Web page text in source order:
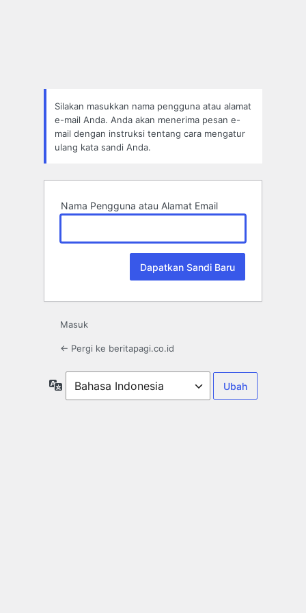
Silakan masukkan nama pengguna atau alamat
e-mail Anda. Anda akan menerima pesan e-
mail dengan instruksi tentang cara mengatur
ulang kata sandi Anda.
Nama Pengguna atau Alamat Email
Masuk
← Pergi ke beritapagi.co.id
Bahasa